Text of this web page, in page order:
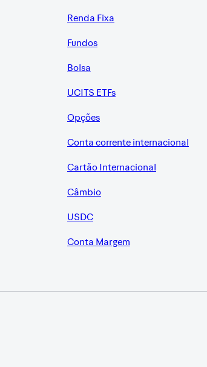
Renda Fixa
Fundos
Bolsa
UCITS ETFs
Opções
Conta corrente internacional
Cartão Internacional
Câmbio
USDC
Conta Margem